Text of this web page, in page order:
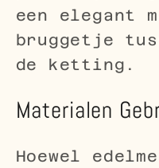
een elegant
bruggetje
de ketting.
Materialen
Hoewel